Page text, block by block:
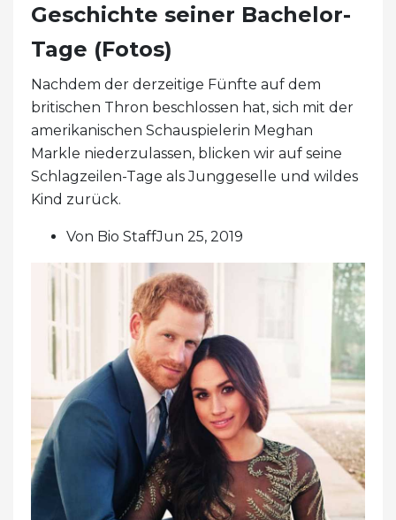
Geschichte seiner Bachelor-
Tage (Fotos)
Nachdem der derzeitige Fünfte auf dem
britischen Thron beschlossen hat, sich mit der
amerikanischen Schauspielerin Meghan
Markle niederzulassen, blicken wir auf seine
Schlagzeilen-Tage als Junggeselle und wildes
Kind zurück.
Von Bio StaffJun 25, 2019